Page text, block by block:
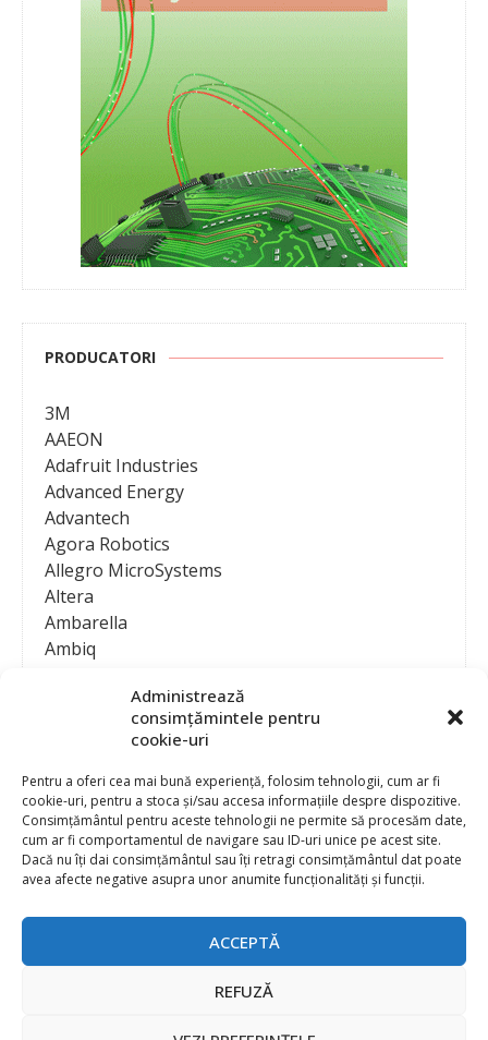
Administrează
consimțămintele pentru
cookie-uri
Pentru a oferi cea mai bună experiență, folosim tehnologii, cum ar fi
cookie-uri, pentru a stoca și/sau accesa informațiile despre dispozitive.
Consimțământul pentru aceste tehnologii ne permite să procesăm date,
cum ar fi comportamentul de navigare sau ID-uri unice pe acest site.
Dacă nu îți dai consimțământul sau îți retragi consimțământul dat poate
avea afecte negative asupra unor anumite funcționalități și funcții.
ACCEPTĂ
REFUZĂ
PRODUCATORI
3M
AAEON
Adafruit Industries
Advanced Energy
Advantech
Agora Robotics
Allegro MicroSystems
Altera
Ambarella
Ambiq
Analog Devices
Anritsu Corporation
Ansys
APS
Arduino
Arm
Asentics
ATEN International
Contact
Publicitate
Abonament la revista “Electronica Azi”